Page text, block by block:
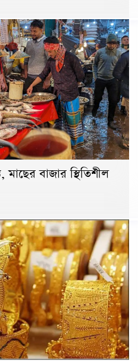
বাজার স্থিতিশীল